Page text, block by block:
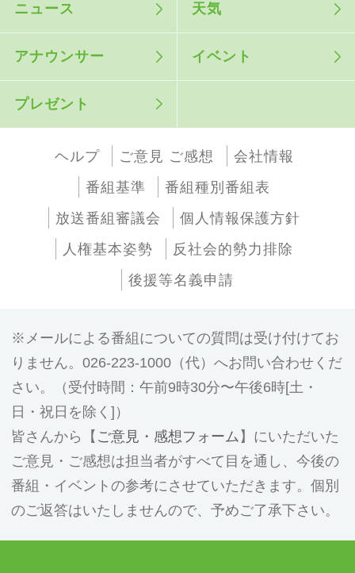
ニュース 天気
アナウンサー イベント
プレゼント
ヘルプ ご意見 ご感想
会社情報
番組基準
番組種別番組表
放送番組審議会
個人情報保護方針
人権基本姿勢
反社会的勢力排除
後援等名義申請
メールによる番組についての質問は受け付けてお
りません。026-223-1000（代）へお問い合わせくだ
さい。（受付時間：午前9時30分〜午後6時[土・
日・祝日を除く]）
皆さんから【 ご意見・感想フォーム 】にいただいた
ご意見・ご感想は担当者がすべて目を通し、今後の
番組・イベントの参考にさせていただきます。個別
のご返答はいたしませんので、予めご了承下さい。